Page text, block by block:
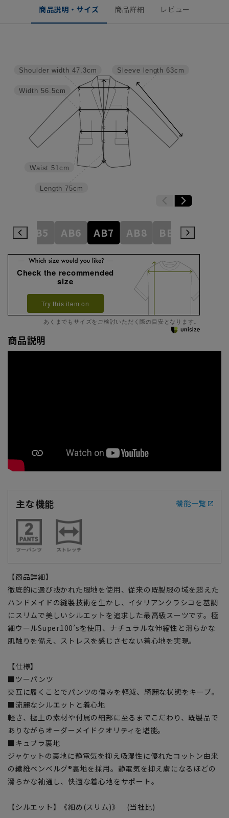
商品説明・サイズ 商品詳細 レビュー
Sleeve length 63cm
Length 75cm
Waist 51cm
Width 56.5cm
Shoulder width 47.3cm
AB5 AB6 AB7 AB8 BE3 BE4
Check the recommended
size
Try this item on
あくまでもサイズをご検討いただく際の目安となります。
商品説明
主な機能 機能一覧
【商品詳細】
徹底的に選び抜かれた服地を使用、従来の既製服の域を超えた
ハンドメイドの縫製技術を生かし、イタリアンクラシコを基調
にスリムで美しいシルエットを追求した最高級スーツです。極
細ウールSuper100’sを使用、ナチュラルな伸縮性と滑らかな
肌触りを備え、ストレスを感じさせない着心地を実現。
【仕様】
■ツーパンツ
交互に履くことでパンツの傷みを軽減、綺麗な状態をキープ。
■流麗なシルエットと着心地
軽さ、極上の素材や付属の細部に至るまでこだわり、既製品で
ありながらオーダーメイドクオリティを堪能。
■キュプラ裏地
ジャケットの裏地に静電気を抑え吸湿性に優れたコットン由来
の繊維ベンベルグ®裏地を採用。静電気を抑え虜になるほどの
滑らかな袖通し、快適な着心地をサポート。
【シルエット】《細め(スリム)》 (当社比)